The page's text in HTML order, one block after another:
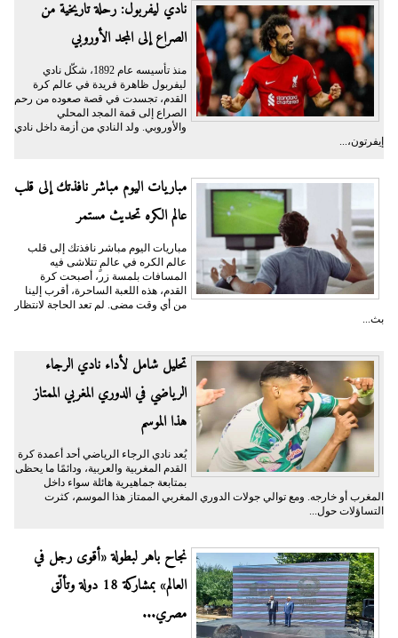
نادي ليفربول: رحلة تاريخية من
الصراع إلى المجد الأوروبي
منذ تأسيسه عام 1892، شكّل نادي
ليفربول ظاهرة فريدة في عالم كرة
القدم، تجسدت في قصة صعوده من رحم
الصراع إلى قمة المجد المحلي
والأوروبي. ولد النادي من أزمة داخل نادي
إيفرتون،...
مباريات اليوم مباشر نافذتك إلى قلب
عالم الكره تحديث مستمر
مباريات اليوم مباشر نافذتك إلى قلب
عالم الكره في عالمٍ تتلاشى فيه
المسافات بلمسة زر، أصبحت كرة
القدم، هذه اللعبة الساحرة، أقرب إلينا
من أي وقت مضى. لم تعد الحاجة لانتظار
بث...
تحليل شامل لأداء نادي الرجاء
الرياضي في الدوري المغربي الممتاز
هذا الموسم
يُعد نادي الرجاء الرياضي أحد أعمدة كرة
القدم المغربية والعربية، ودائمًا ما يحظى
بمتابعة جماهيرية هائلة سواء داخل
المغرب أو خارجه. ومع توالي جولات الدوري المغربي الممتاز هذا الموسم، كثرت
التساؤلات حول...
نجاح باهر لبطولة «أقوى رجل في
العالم» بمشاركة 18 دولة وتألّق
مصري...